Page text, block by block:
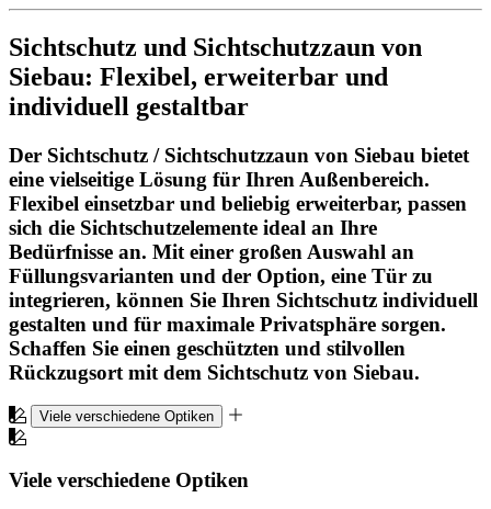
Sichtschutz und Sichtschutzzaun von
Siebau: Flexibel, erweiterbar und
individuell gestaltbar
Der Sichtschutz / Sichtschutzzaun von Siebau bietet
eine vielseitige Lösung für Ihren Außenbereich.
Flexibel einsetzbar und beliebig erweiterbar, passen
sich die Sichtschutzelemente ideal an Ihre
Bedürfnisse an. Mit einer großen Auswahl an
Füllungsvarianten und der Option, eine Tür zu
integrieren, können Sie Ihren Sichtschutz individuell
gestalten und für maximale Privatsphäre sorgen.
Schaffen Sie einen geschützten und stilvollen
Rückzugsort mit dem Sichtschutz von Siebau.
Viele verschiedene Optiken
Viele verschiedene Optiken